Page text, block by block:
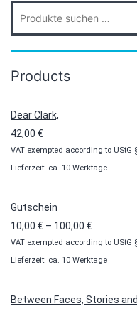
Suche
nach:
Products
Dear Clark,
42,00 €
VAT exempted according to UStG
Lieferzeit: ca. 10 Werktage
Gutschein
10,00 € – 100,00 €
10,00 €
bis
VAT exempted according to UStG
Lieferzeit: ca. 10 Werktage
Between Faces, Stories